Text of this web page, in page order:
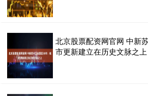
北京股票配资网官网 中新
市更新建立在历史文脉之上